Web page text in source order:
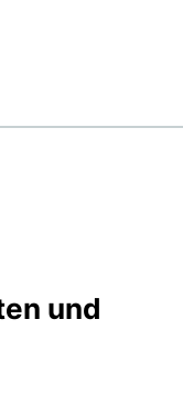
und